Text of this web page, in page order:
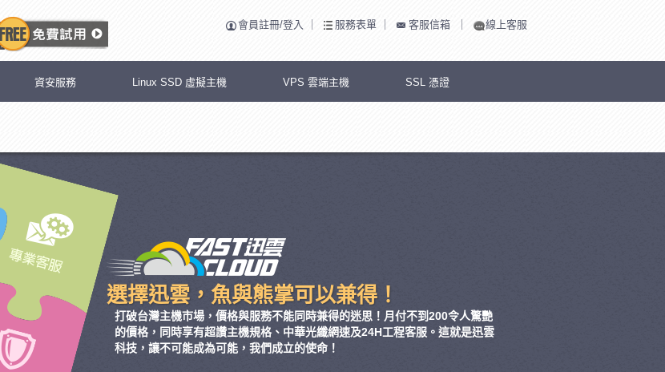
會員註冊/登入 服務表單 客服信箱 線上客服
資安服務 Linux SSD 虛擬主機 VPS 雲端主機 SSL 憑證
選擇迅雲，魚與熊掌可以兼得！
打破台灣主機市場，價格與服務不能同時兼得的迷思！月付不到200令人驚艷
的價格，同時享有超讚主機規格、中華光纖網速及24H工程客服。這就是迅雲
科技，讓不可能成為可能，我們成立的使命！